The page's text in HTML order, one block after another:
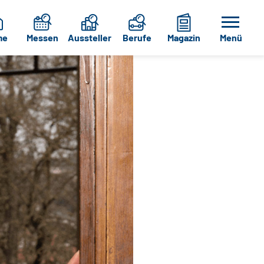
Messen Aussteller Berufe Magazin Menü